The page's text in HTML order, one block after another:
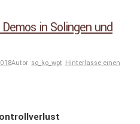
in Solingen und
Autor so_ko_wpt Hinterlasse einen